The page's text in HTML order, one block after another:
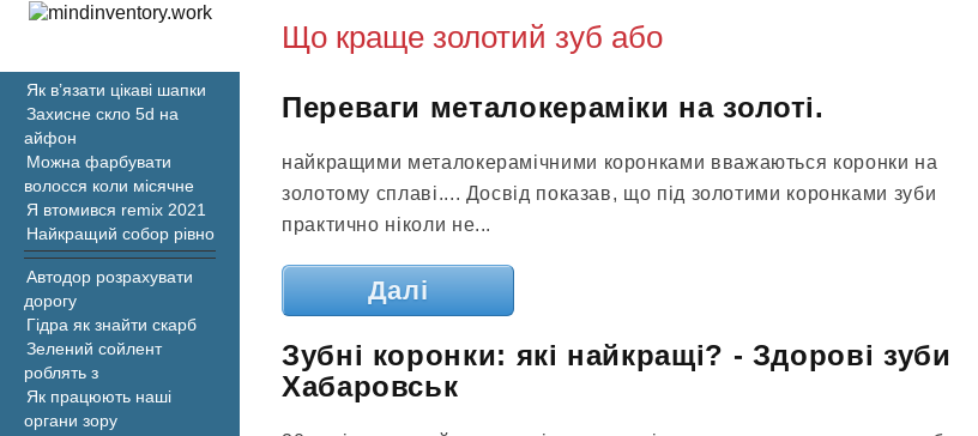
Що краще золотий зуб або
Переваги металокераміки на золоті.
найкращими металокерамічними коронками вважаються коронки на
золотому сплаві.... Досвід показав, що під золотими коронками зуби
практично ніколи не...
Далі
Зубні коронки: які найкращі? - Здорові зуби
Хабаровськ
Як в’язати цікаві шапки
Захисне скло 5d на
айфон
Можна фарбувати
волосся коли місячне
Я втомився remix 2021
Найкращий собор рівно
Автодор розрахувати
дорогу
Гідра як знайти скарб
Зелений сойлент
роблять з
Як працюють наші
органи зору